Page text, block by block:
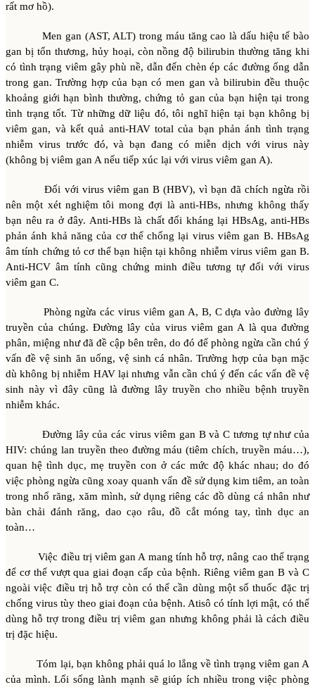
rất mơ hồ).
Men gan (AST, ALT) trong máu tăng cao là dấu hiệu tế bào
gan bị tổn thương, hủy hoại, còn nồng độ bilirubin thường tăng khi
có tình trạng viêm gây phù nề, dẫn đến chèn ép các đường ống dẫn
trong gan. Trường hợp của bạn có men gan và bilirubin đều thuộc
khoảng giới hạn bình thường, chứng tỏ gan của bạn hiện tại trong
tình trạng tốt. Từ những dữ liệu đó, tôi nghĩ hiện tại bạn không bị
viêm gan, và kết quả anti-HAV total của bạn phản ánh tình trạng
nhiễm virus trước đó, và bạn đang có miễn dịch với virus này
(không bị viêm gan A nếu tiếp xúc lại với virus viêm gan A).
Đối với virus viêm gan B (HBV), vì bạn đã chích ngừa rồi
nên một xét nghiệm tôi mong đợi là anti-HBs, nhưng không thấy
bạn nêu ra ở đây. Anti-HBs là chất đối kháng lại HBsAg, anti-HBs
phản ánh khả năng của cơ thể chống lại virus viêm gan B. HBsAg
âm tính chứng tỏ cơ thể bạn hiện tại không nhiễm virus viêm gan B.
Anti-HCV âm tính cũng chứng minh điều tương tự đối với virus
viêm gan C.
Phòng ngừa các virus viêm gan A, B, C dựa vào đường lây
truyền của chúng. Đường lây của virus viêm gan A là qua đường
phân, miệng như đã đề cập bên trên, do đó để phòng ngừa cần chú ý
vấn đề vệ sinh ăn uống, vệ sinh cá nhân. Trường hợp của bạn mặc
dù không bị nhiễm HAV lại nhưng vẫn cần chú ý đến các vấn đề vệ
sinh này vì đây cũng là đường lây truyền cho nhiều bệnh truyền
nhiễm khác.
Đường lây của các virus viêm gan B và C tương tự như của
HIV: chúng lan truyền theo đường máu (tiêm chích, truyền máu…),
quan hệ tình dục, mẹ truyền con ở các mức độ khác nhau; do đó
việc phòng ngừa cũng xoay quanh vấn đề sử dụng kim tiêm, an toàn
trong nhổ răng, xăm mình, sử dụng riêng các đồ dùng cá nhân như
bàn chải đánh răng, dao cạo râu, đồ cắt móng tay, tình dục an
toàn…
Việc điều trị viêm gan A mang tính hỗ trợ, nâng cao thể trạng
để cơ thể vượt qua giai đoạn cấp của bệnh. Riêng viêm gan B và C
ngoài việc điều trị hỗ trợ còn có thể cần dùng một số thuốc đặc trị
chống virus tùy theo giai đoạn của bệnh. Atisô có tính lợi mật, có thể
dùng hỗ trợ trong điều trị viêm gan nhưng không phải là cách điều
trị đặc hiệu.
Tóm lại, bạn không phải quá lo lắng về tình trạng viêm gan A
của mình. Lối sống lành mạnh sẽ giúp ích nhiều trong việc phòng